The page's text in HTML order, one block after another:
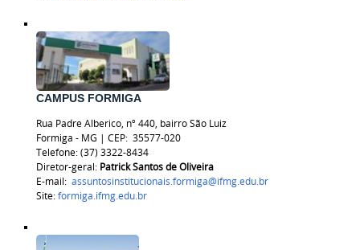
CAMPUS FORMIGA
Rua Padre Alberico, nº 440, bairro São Luiz
Formiga - MG | CEP: 35577-020
Telefone: (37) 3322-8434
Diretor-geral: Patrick Santos de Oliveira
E-mail: assuntosinstitucionais.formiga@ifmg.edu.br
Site:formiga.ifmg.edu.br